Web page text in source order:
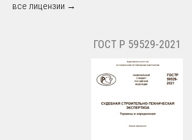
все лицензии →
ГОСТ Р 59529-2021